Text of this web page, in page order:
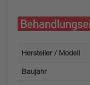
Hersteller / Modell
Baujahr